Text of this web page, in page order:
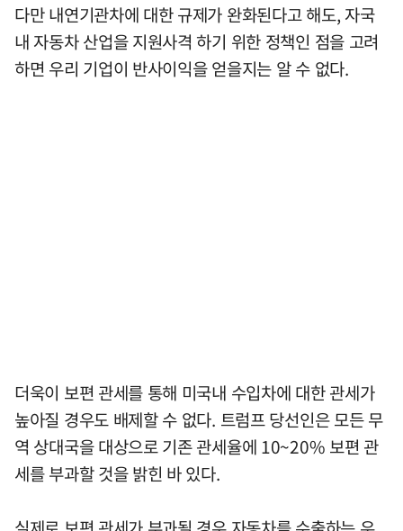
다만 내연기관차에 대한 규제가 완화된다고 해도, 자국
내 자동차 산업을 지원사격 하기 위한 정책인 점을 고려
하면 우리 기업이 반사이익을 얻을지는 알 수 없다.
더욱이 보편 관세를 통해 미국내 수입차에 대한 관세가
높아질 경우도 배제할 수 없다. 트럼프 당선인은 모든 무
역 상대국을 대상으로 기존 관세율에 10~20% 보편 관
세를 부과할 것을 밝힌 바 있다.